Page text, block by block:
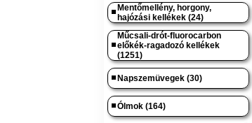
Mentőmellény, horgony,
hajózási kellékek (24)
Műcsali-drót-fluorocarbon
előkék-ragadozó kellékek
(1251)
Napszemüvegek (30)
Ólmok (164)